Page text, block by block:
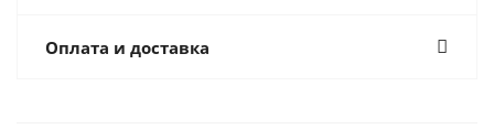
Оплата и доставка